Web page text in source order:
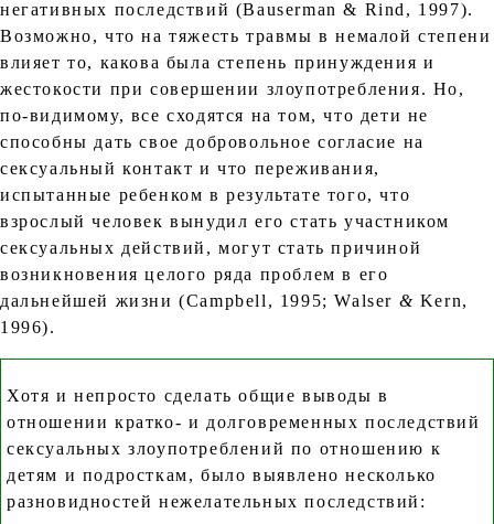
негативных последствий (Bauserman & Rind, 1997).
Возможно, что на тяжесть травмы в немалой степени
влияет то, какова была степень принуждения и
жестокости при совершении злоупотребления. Но,
по-видимому, все сходятся на том, что дети не
способны дать свое добровольное согласие на
сексуальный контакт и что переживания,
испытанные ребенком в результате того, что
взрослый человек вынудил его стать участником
сексуальных действий, могут стать причиной
возникновения целого ряда проблем в его
дальнейшей жизни (Campbell, 1995; Walser & Kern,
1996).
Хотя и непросто сделать общие выводы в
отношении кратко- и долговременных последствий
сексуальных злоупотреблений по отношению к
детям и подросткам, было выявлено несколько
разновидностей нежелательных последствий: